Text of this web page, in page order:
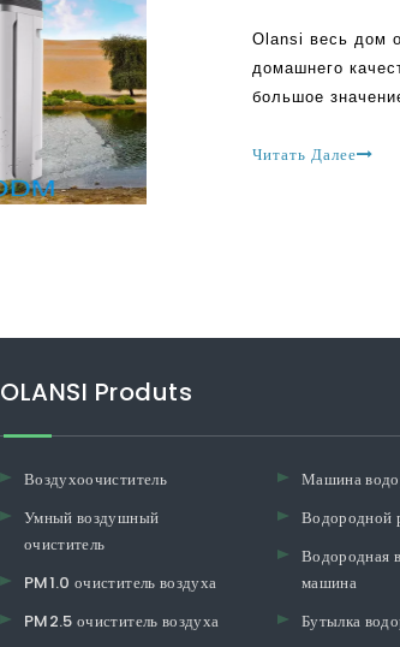
Olansi весь дом
домашнего
большое
когда
Читать Далее
OLANSI Produts
Воздухоочиститель
Умный воздушный
очиститель
PM1.0 очиститель воздуха
PM2.5 очиститель воздуха
Машина
Водородной
Водородная
машина
Бутылка